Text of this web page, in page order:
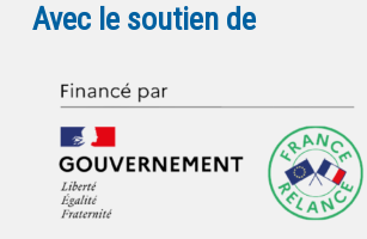
Avec le soutien de